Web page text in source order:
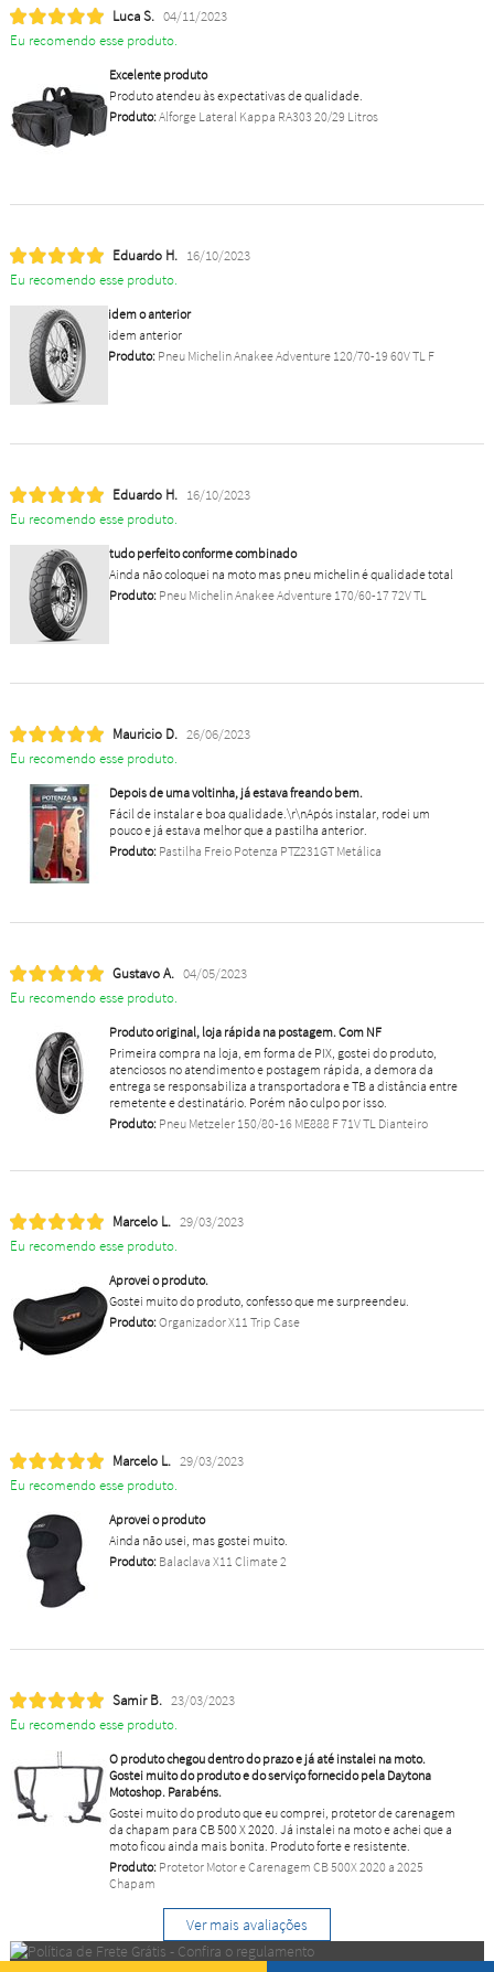
Luca S. 04/11/2023
Eu recomendo esse produto.
Excelente produto
Produto atendeu às expectativas de qualidade.
Produto:Alforge Lateral Kappa RA303 20/29 Litros
Eduardo H. 16/10/2023
Eu recomendo esse produto.
idem o anterior
idem anterior
Produto:Pneu Michelin Anakee Adventure 120/70-19 60V TL F
Eduardo H. 16/10/2023
Eu recomendo esse produto.
tudo perfeito conforme combinado
Ainda não coloquei na moto mas pneu michelin é qualidade total
Produto:Pneu Michelin Anakee Adventure 170/60-17 72V TL
Mauricio D. 26/06/2023
Eu recomendo esse produto.
Depois de uma voltinha, já estava freando bem.
Fácil de instalar e boa qualidade.\r\nApós instalar, rodei um
pouco e já estava melhor que a pastilha anterior.
Produto:Pastilha Freio Potenza PTZ231GT Metálica
Gustavo A. 04/05/2023
Eu recomendo esse produto.
Produto original, loja rápida na postagem. Com NF
Primeira compra na loja, em forma de PIX, gostei do produto,
atenciosos no atendimento e postagem rápida, a demora da
entrega se responsabiliza a transportadora e TB a distância entre
remetente e destinatário. Porém não culpo por isso.
Produto:Pneu Metzeler 150/80-16 ME888 F 71V TL Dianteiro
Marcelo L. 29/03/2023
Eu recomendo esse produto.
Aprovei o produto.
Gostei muito do produto, confesso que me surpreendeu.
Produto:Organizador X11 Trip Case
Marcelo L. 29/03/2023
Eu recomendo esse produto.
Aprovei o produto
Ainda não usei, mas gostei muito.
Produto:Balaclava X11 Climate 2
Samir B. 23/03/2023
Eu recomendo esse produto.
O produto chegou dentro do prazo e já até instalei na moto.
Gostei muito do produto e do serviço fornecido pela Daytona
Motoshop. Parabéns.
Gostei muito do produto que eu comprei, protetor de carenagem
da chapam para CB 500 X 2020. Já instalei na moto e achei que a
moto ficou ainda mais bonita. Produto forte e resistente.
Produto:Protetor Motor e Carenagem CB 500X 2020 a 2025
Chapam
Ver mais avaliações